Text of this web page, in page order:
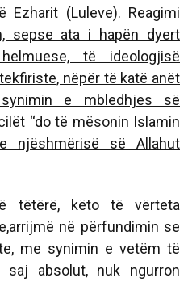
Ezharit (Luleve). Reagimi
sepse ata i hapën dyert
të ideologjisë
nëpër të katë anët
e mbledhjes së
“do të mësonin Islamin
njëshmërisë së Allahut
tëtërë, këto të vërteta
në përfundimin se
me synimin e vetëm të
absolut, nuk ngurron